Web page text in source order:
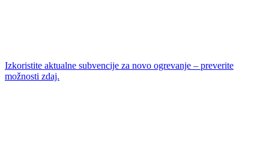
Izkoristite aktualne subvencije za novo ogrevanje – preverite
možnosti zdaj.